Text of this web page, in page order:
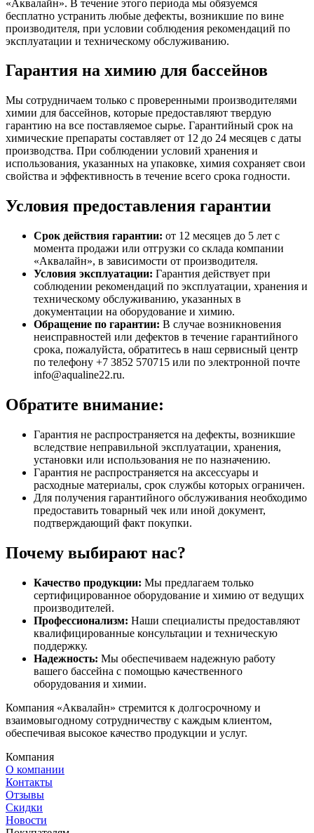
«Аквалайн». В течение этого периода мы обязуемся
бесплатно устранить любые дефекты, возникшие по вине
производителя, при условии соблюдения рекомендаций по
эксплуатации и техническому обслуживанию.
Гарантия на химию для бассейнов
Мы сотрудничаем только с проверенными производителями
химии для бассейнов, которые предоставляют твердую
гарантию на все поставляемое сырье. Гарантийный срок на
химические препараты составляет от 12 до 24 месяцев с даты
производства. При соблюдении условий хранения и
использования, указанных на упаковке, химия сохраняет свои
свойства и эффективность в течение всего срока годности.
Условия предоставления гарантии
Срок действия гарантии: от 12 месяцев до 5 лет с
момента продажи или отгрузки со склада компании
«Аквалайн», в зависимости от производителя.
Условия эксплуатации: Гарантия действует при
соблюдении рекомендаций по эксплуатации, хранения и
техническому обслуживанию, указанных в
документации на оборудование и химию.
Обращение по гарантии: В случае возникновения
неисправностей или дефектов в течение гарантийного
срока, пожалуйста, обратитесь в наш сервисный центр
по телефону +7 3852 570715 или по электронной почте
info@aqualine22.ru.
Обратите внимание:
Гарантия не распространяется на дефекты, возникшие
вследствие неправильной эксплуатации, хранения,
установки или использования не по назначению.
Гарантия не распространяется на аксессуары и
расходные материалы, срок службы которых ограничен.
Для получения гарантийного обслуживания необходимо
предоставить товарный чек или иной документ,
подтверждающий факт покупки.
Почему выбирают нас?
Качество продукции: Мы предлагаем только
сертифицированное оборудование и химию от ведущих
производителей.
Профессионализм: Наши специалисты предоставляют
квалифицированные консультации и техническую
поддержку.
Надежность: Мы обеспечиваем надежную работу
вашего бассейна с помощью качественного
оборудования и химии.
Компания «Аквалайн» стремится к долгосрочному и
взаимовыгодному сотрудничеству с каждым клиентом,
обеспечивая высокое качество продукции и услуг.
Компания
О компании
Контакты
Отзывы
Скидки
Новости